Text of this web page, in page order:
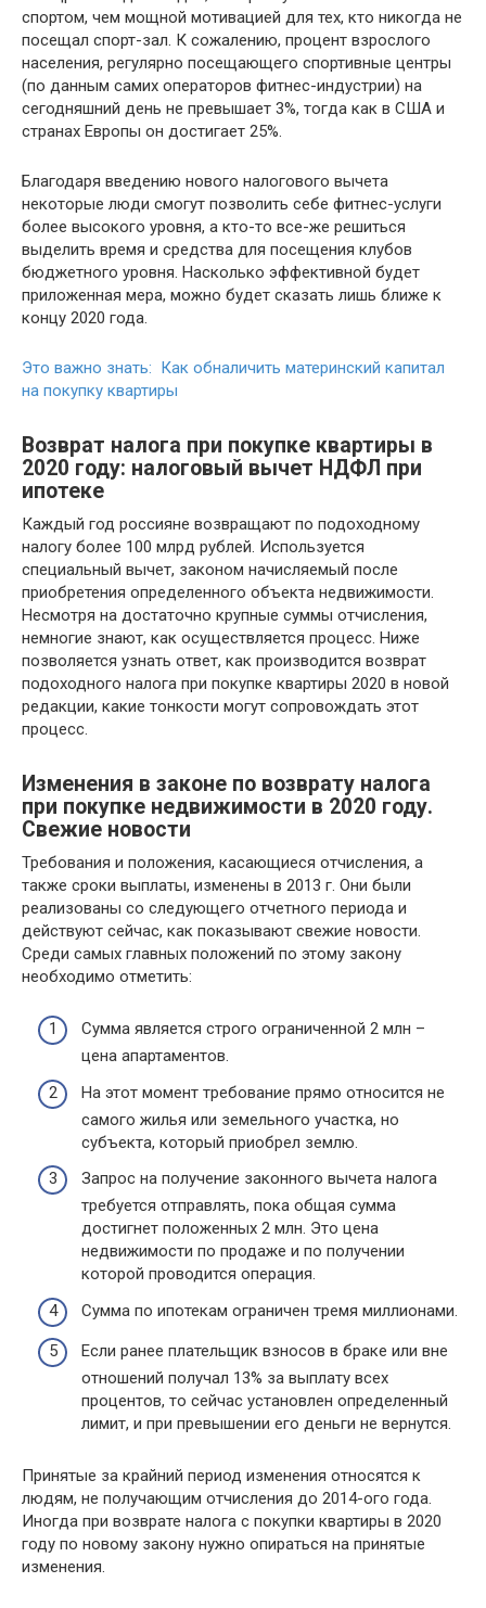
спортом, чем мощной мотивацией для тех, кто никогда не
посещал спорт-зал. К сожалению, процент взрослого
населения, регулярно посещающего спортивные центры
(по данным самих операторов фитнес-индустрии) на
сегодняшний день не превышает 3%, тогда как в США и
странах Европы он достигает 25%.
Благодаря введению нового налогового вычета
некоторые люди смогут позволить себе фитнес-услуги
более высокого уровня, а кто-то все-же решиться
выделить время и средства для посещения клубов
бюджетного уровня. Насколько эффективной будет
приложенная мера, можно будет сказать лишь ближе к
концу 2020 года.
Это важно знать: Как обналичить материнский капитал
на покупку квартиры
Возврат налога при покупке квартиры в
2020 году: налоговый вычет НДФЛ при
ипотеке
Каждый год россияне возвращают по подоходному
налогу более 100 млрд рублей. Используется
специальный вычет, законом начисляемый после
приобретения определенного объекта недвижимости.
Несмотря на достаточно крупные суммы отчисления,
немногие знают, как осуществляется процесс. Ниже
позволяется узнать ответ, как производится возврат
подоходного налога при покупке квартиры 2020 в новой
редакции, какие тонкости могут сопровождать этот
процесс.
Изменения в законе по возврату налога
при покупке недвижимости в 2020 году.
Свежие новости
Требования и положения, касающиеся отчисления, а
также сроки выплаты, изменены в 2013 г. Они были
реализованы со следующего отчетного периода и
действуют сейчас, как показывают свежие новости.
Среди самых главных положений по этому закону
необходимо отметить:
Сумма является строго ограниченной 2 млн –
цена апартаментов.
На этот момент требование прямо относится не
самого жилья или земельного участка, но
субъекта, который приобрел землю.
Запрос на получение законного вычета налога
требуется отправлять, пока общая сумма
достигнет положенных 2 млн. Это цена
недвижимости по продаже и по получении
которой проводится операция.
Сумма по ипотекам ограничен тремя миллионами.
Если ранее плательщик взносов в браке или вне
отношений получал 13% за выплату всех
процентов, то сейчас установлен определенный
лимит, и при превышении его деньги не вернутся.
Принятые за крайний период изменения относятся к
людям, не получающим отчисления до 2014-ого года.
Иногда при возврате налога с покупки квартиры в 2020
году по новому закону нужно опираться на принятые
изменения.